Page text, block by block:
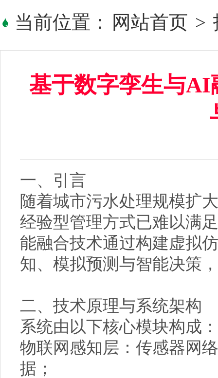
当前位置： 网站首页 >
基于数字孪生与AI
一、引言
随着城市污水处理规模扩
经验型管理方式已难以满
能融合技术通过构建虚拟
知、模拟预测与智能决策
二、技术原理与系统架构
系统由以下核心模块构成：
物联网感知层：传感器网
据；